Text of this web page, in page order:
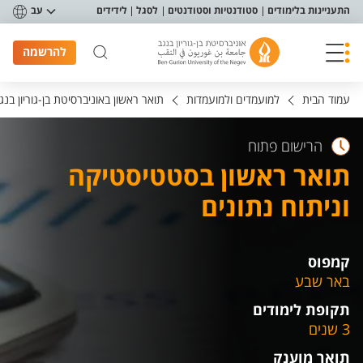
תפריט נגישות
התעניינות בלימודים סטודנטיות וסטודנטים לסגל לידידים עב
להרשמה
עמוד הבית למועמדים ולמועמדות תואר ראשון באוניברסיטת בן-גוריון
הרישום פתוח
תואר ראשון בסטטיסטיקה
וניתוח נתונים
קמפוס
באר שבע
תקופת לימודים
3 שנים
תואר מוענק